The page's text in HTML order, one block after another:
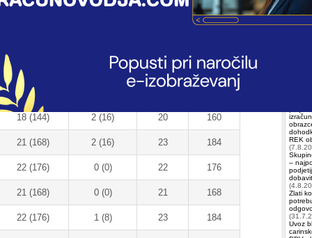
Delovniki -
Prazniki -
Skupaj
Skupaj
ur
20 (160) 1 (8) 21 168
23 (184)
18 (144) 2 (16) 20 160
21 (168) 2 (16) 23 184
22 (176) 0 (0) 22 176
21 (168) 0 (0) 21 168
22 (176) 1 (8) 23 184
REK
–
Zlati
Uvoz